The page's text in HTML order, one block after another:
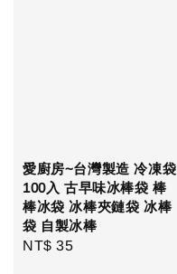
愛廚房~台灣製造 冷凍袋
100入 古早味冰棒袋 棒
棒冰袋 冰棒夾鏈袋 冰棒
袋 自製冰棒
Regular
NT$ 35